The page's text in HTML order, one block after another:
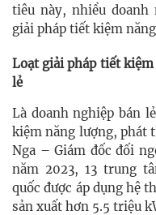
tiêu này, nhiều doanh
giải pháp tiết kiệm
Loạt giải pháp tiết
lẻ
Là doanh nghiệp bán
kiệm năng lượng, phát
Nga – Giám đốc đối
năm 2023, 13 trung
quốc được áp dụng hệ
sản xuất hơn 5.5 triệu